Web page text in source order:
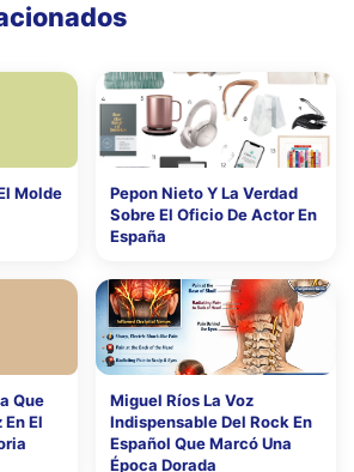
Molde
Pepon Nieto Y La Verdad
Sobre El Oficio De Actor En
España
Que
El
Miguel Ríos La Voz
Indispensable Del Rock En
Español Que Marcó Una
Época Dorada